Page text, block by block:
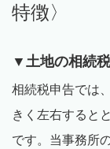
特徴〉
▼土地の相続
相続税申告では
きく左右すると
です。当事務所